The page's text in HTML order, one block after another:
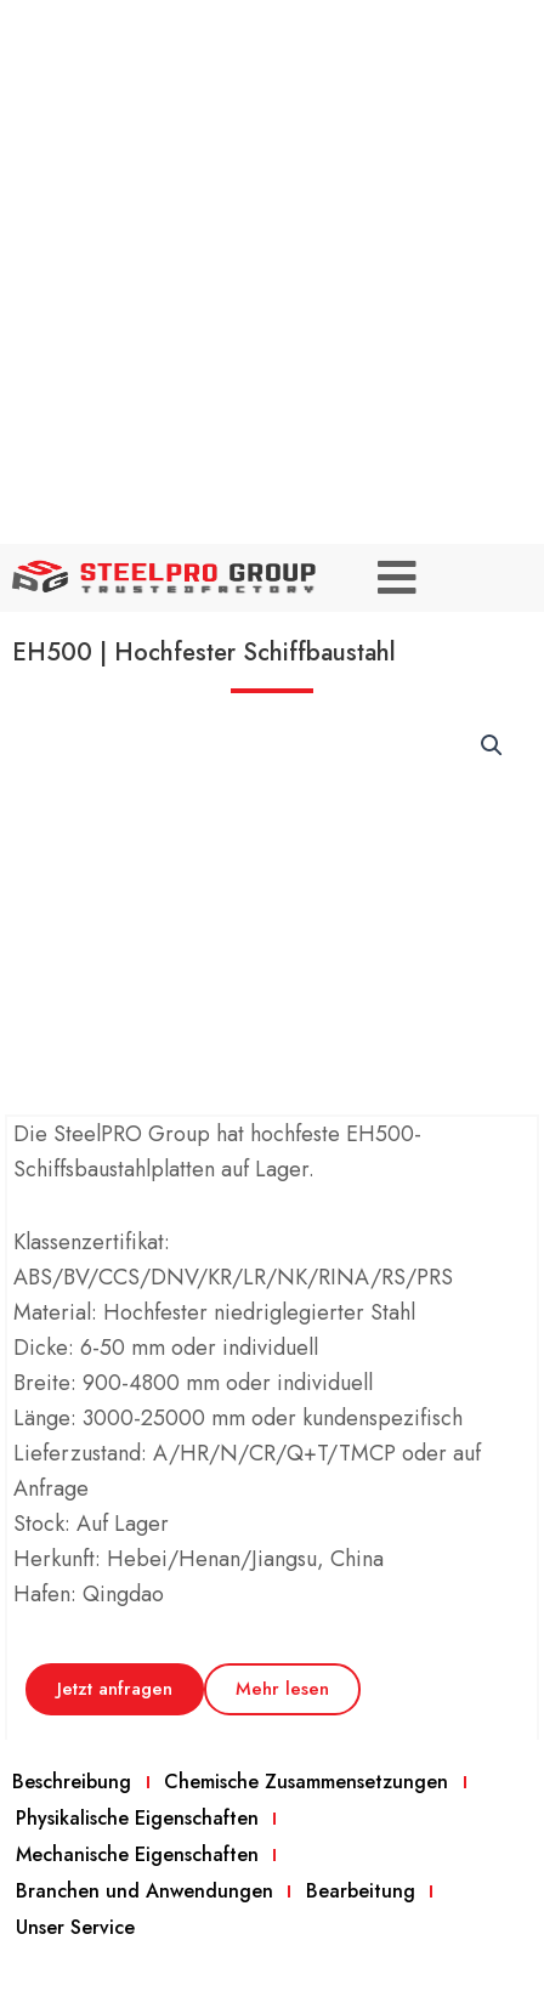
EH500 | Hochfester Schiffbaustahl
Die SteelPRO Group hat hochfeste EH500-
Schiffsbaustahlplatten auf Lager.
Klassenzertifikat:
ABS/BV/CCS/DNV/KR/LR/NK/RINA/RS/PRS
Material: Hochfester niedriglegierter Stahl
Dicke: 6-50 mm oder individuell
Breite: 900-4800 mm oder individuell
Länge: 3000-25000 mm oder kundenspezifisch
Lieferzustand: A/HR/N/CR/Q+T/TMCP oder auf
Anfrage
Stock: Auf Lager
Herkunft: Hebei/Henan/Jiangsu, China
Hafen: Qingdao
Jetzt anfragen Mehr lesen
Beschreibung
Chemische Zusammensetzungen
Physikalische Eigenschaften
Mechanische Eigenschaften
Branchen und Anwendungen
Bearbeitung
Unser Service